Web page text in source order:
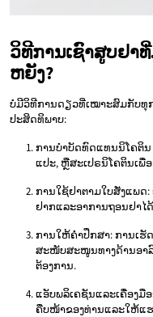
ວິທີການເຊົາສູບຢາ
ຫຍັງ?
ບໍ່ມີວິທີການດຽວທີ່ເໝາະສົມກັບທຸ
ປະສິດທິພາບ:
ການບໍາບັດທົດແທນນິໂຄຕິນ
ແປະ, ຫຼືສະເປຣນິໂຄຕິນເ
ການໃຊ້ຢາຕາມໃບສັ່ງແພ
ຢາກແລະອາການຖອນຢາໄ
ການໃຫ້ຄໍາປຶກສາ: ການເ
ສະໜັບສະໜູນທາງດ້ານອາ
ຕ້ອງການ.
ແອັບພລິເຄຊັນແລະເຄື່ອງມື
ຄືບໜ້າຂອງທ່ານແລະໃຫ້ແຮ